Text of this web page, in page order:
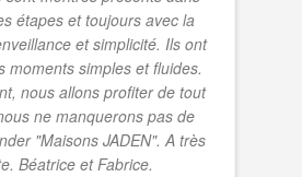
étapes et toujours avec la
et simplicité. Ils ont
moments simples et fluides.
nous allons profiter de tout
ne manquerons pas de
"Maisons JADEN". A très
Béatrice et Fabrice.